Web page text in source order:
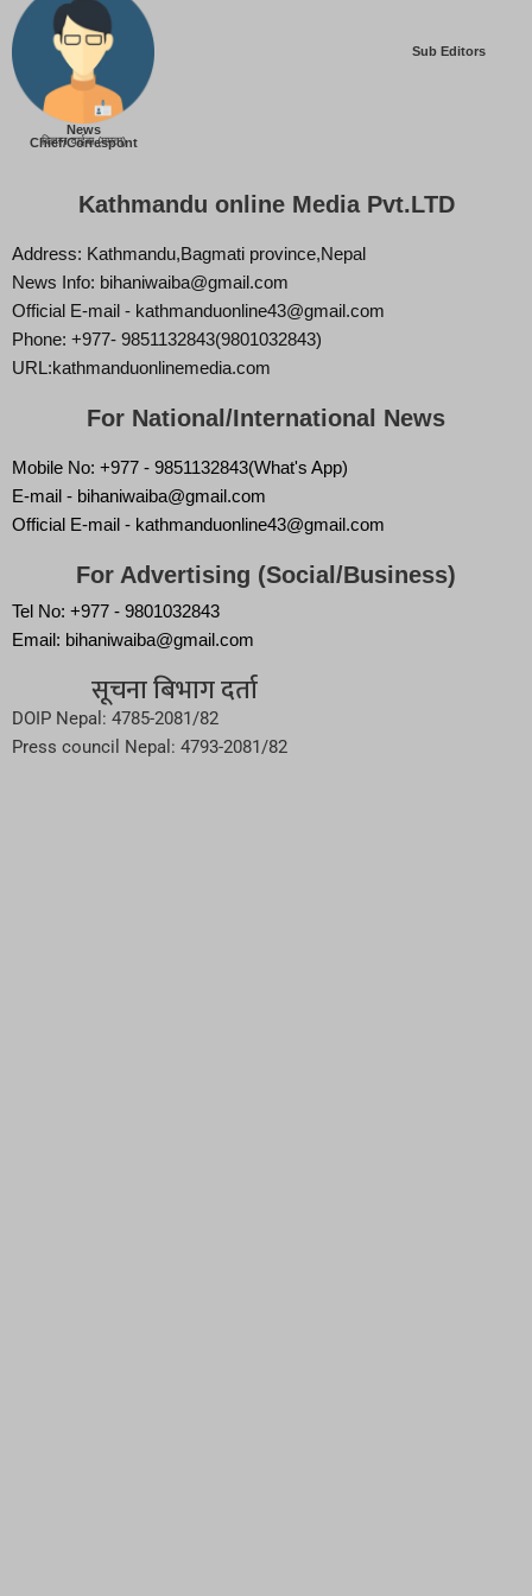
News
Chief/Correspont
बिज्ञान वाईबा (ममता)
Sub Editors
Kathmandu online Media Pvt.LTD
Address: Kathmandu,Bagmati province,Nepal
News Info: bihaniwaiba@gmail.com
Official E-mail - kathmanduonline43@gmail.com
Phone: +977- 9851132843(9801032843)
URL:kathmanduonlinemedia.com
For National/International News
Mobile No: +977 - 9851132843(What's App)
E-mail - bihaniwaiba@gmail.com
Official E-mail - kathmanduonline43@gmail.com
For Advertising (Social/Business)
Tel No: +977 - 9801032843
Email: bihaniwaiba@gmail.com
सूचना बिभाग दर्ता
DOIP Nepal: 4785-2081/82
Press council Nepal: 4793-2081/82